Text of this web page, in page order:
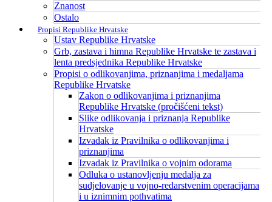
Znanost
Ostalo
Propisi Republike Hrvatske
Ustav Republike Hrvatske
Grb, zastava i himna Republike Hrvatske te zastava i
lenta predsjednika Republike Hrvatske
Propisi o odlikovanjima, priznanjima i medaljama
Republike Hrvatske
Zakon o odlikovanjima i priznanjima
Republike Hrvatske (pročišćeni tekst)
Slike odlikovanja i priznanja Republike
Hrvatske
Izvadak iz Pravilnika o odlikovanjima i
priznanjima
Izvadak iz Pravilnika o vojnim odorama
Odluka o ustanovljenju medalja za
sudjelovanje u vojno-redarstvenim operacijama
i u iznimnim pothvatima